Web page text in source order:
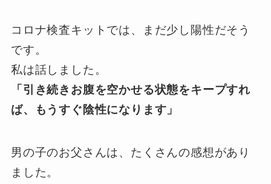
コロナ検査キットでは、まだ少し陽性だそう
です。
私は話しました。
「引き続きお腹を空かせる状態をキープすれ
ば、もうすぐ陰性になります」
男の子のお父さんは、たくさんの感想があり
ました。